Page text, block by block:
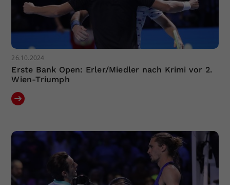
26.10.2024
Erste Bank Open: Erler/Miedler nach Krimi vor 2.
Wien-Triumph